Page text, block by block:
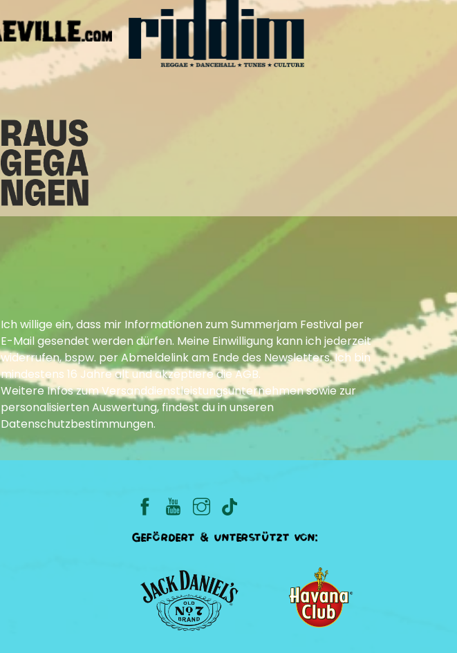
Ich willige ein, dass mir Informationen zum Summerjam Festival per
E-Mail gesendet werden dürfen. Meine Einwilligung kann ich jederzeit
widerrufen, bspw. per Abmeldelink am Ende des Newsletters. Ich bin
mindestens 16 Jahre alt und akzeptiere dieAGB.
Weitere Infos zum Versanddienstleistungsunternehmen sowie zur
personalisierten Auswertung, findest du in unseren
Datenschutzbestimmungen.
Gefördert & unterstützt von: